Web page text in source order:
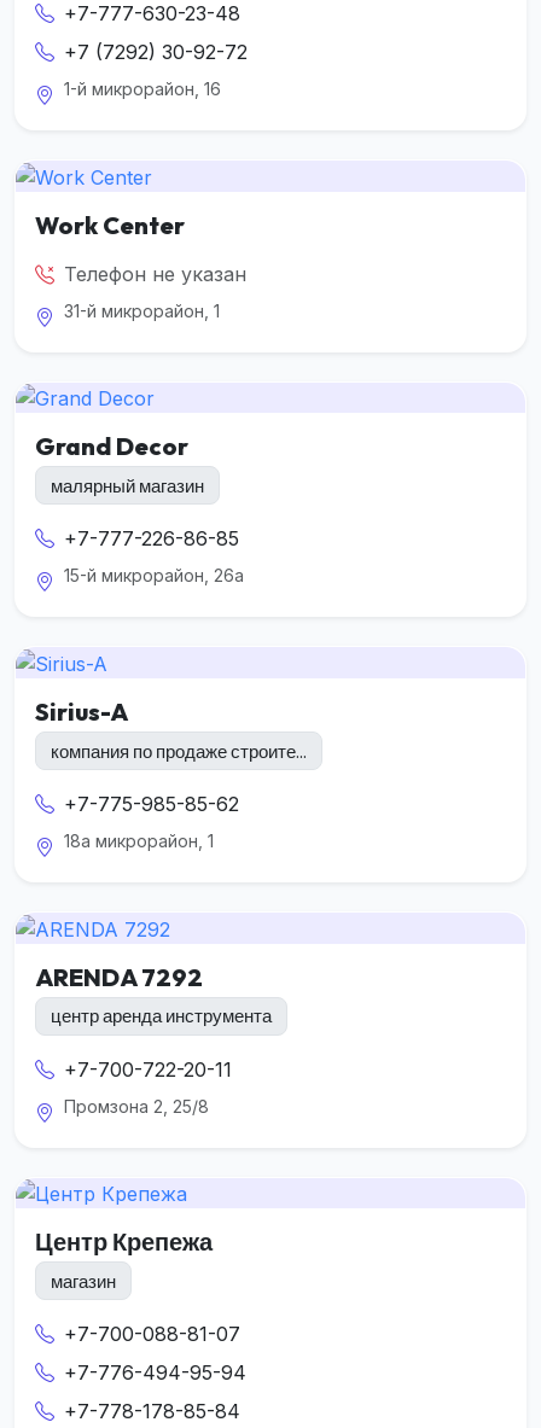
+7-777-630-23-48
+7 (7292) 30-92-72
1-й микрорайон, 16
Work Center
Телефон не указан
31-й микрорайон, 1
Grand Decor
малярный магазин
+7-777-226-86-85
15-й микрорайон, 26а
Sirius-A
компания по продаже строите...
+7-775-985-85-62
18а микрорайон, 1
ARENDA 7292
центр аренда инструмента
+7-700-722-20-11
Промзона 2, 25/8
Центр Крепежа
магазин
+7-700-088-81-07
+7-776-494-95-94
+7-778-178-85-84